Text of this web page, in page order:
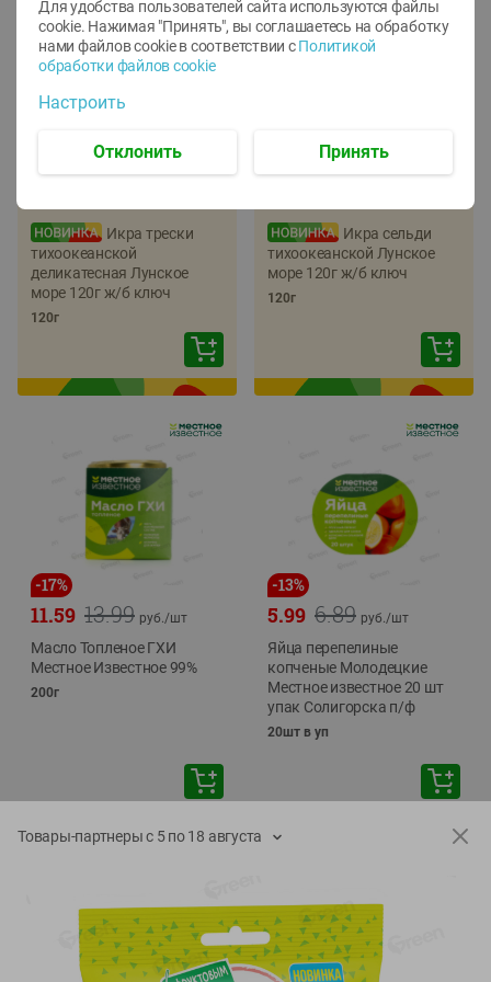
22%
Икра трески
тихоокеанской
деликатесная Лунское
море 120г ж/б ключ
120г
-17%
Икра сельди
тихоокеанской Лунское
море 120г ж/б ключ
120г
-17%
13.99
11.59 руб./шт
Масло Топленое ГХИ
Местное Известное 99%
200г
-13%
6.89
5.99 руб./шт
Яйца перепелиные
копченые Молодецкие
Местное известное 20 шт
упак Солигорска п/ф
20шт в уп
Товары-партнеры с 5 по 18 августа
Для удобства пользователей сайта используются файлы
cookie. Нажимая "Принять", вы соглашаетесь на обработку
нами файлов cookie в соответствии с Политикой
обработки файлов cookie
Настроить
Отклонить Принять